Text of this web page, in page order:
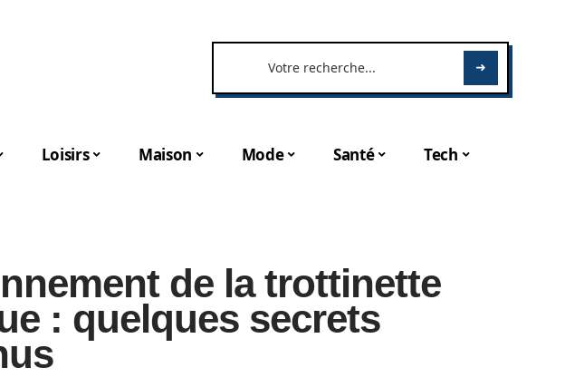
Loisirs Maison Mode Santé Tech
de la trottinette
: quelques secrets